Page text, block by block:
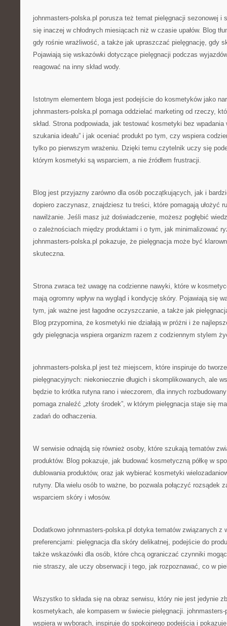
johnmasters-polska.pl porusza też temat pielęgnacji sezonowej i
się inaczej w chłodnych miesiącach niż w czasie upałów. Blog
gdy rośnie wrażliwość, a także jak upraszczać pielęgnację, gdy
Pojawiają się wskazówki dotyczące pielęgnacji podczas
reagować na inny skład wody.
Istotnym elementem bloga jest podejście do kosmetyków jako
johnmasters-polska.pl pomaga oddzielać marketing od rzeczy,
skład. Strona podpowiada, jak testować kosmetyki bez wpadania
szukania ideału” i jak oceniać produkt po tym, czy wspiera
tylko po pierwszym wrażeniu. Dzięki temu czytelnik uczy się
którym kosmetyki są wsparciem, a nie źródłem frustracji.
Blog jest przyjazny zarówno dla osób początkujących, jak i
dopiero zaczynasz, znajdziesz tu treści, które pomagają ułożyć
nawilżanie. Jeśli masz już doświadczenie, możesz pogłębić
o zależnościach między produktami i o tym, jak minimalizować
johnmasters-polska.pl pokazuje, że pielęgnacja może być
skuteczna.
Strona zwraca też uwagę na codzienne nawyki, które w
mają ogromny wpływ na wygląd i kondycję skóry. Pojawiają się
tym, jak ważne jest łagodne oczyszczanie, a także jak
Blog przypomina, że kosmetyki nie działają w próżni i że
gdy pielęgnacja wspiera organizm razem z codziennym stylem
johnmasters-polska.pl jest też miejscem, które inspiruje do
pielęgnacyjnych: niekoniecznie długich i skomplikowanych, ale
będzie to krótka rutyna rano i wieczorem, dla innych
pomaga znaleźć „złoty środek”, w którym pielęgnacja staje się
zadań do odhaczenia.
W serwisie odnajdą się również osoby, które szukają tematów
produktów. Blog pokazuje, jak budować kosmetyczną półkę w
dublowania produktów, oraz jak wybierać kosmetyki
rutyny. Dla wielu osób to ważne, bo pozwala połączyć rozsądek
wsparciem skóry i włosów.
Dodatkowo johnmasters-polska.pl dotyka tematów związanych z
preferencjami: pielęgnacja dla skóry delikatnej, podejście do
także wskazówki dla osób, które chcą ograniczać czynniki
nie straszy, ale uczy obserwacji i tego, jak rozpoznawać, co w
Wszystko to składa się na obraz serwisu, który nie jest jedynie
kosmetykach, ale kompasem w świecie pielęgnacji.
wspiera w wyborach, inspiruje do spokojnego podejścia i